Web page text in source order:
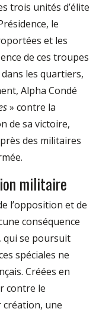
trois unités d’élite
le
et les
de ces troupes
les quartiers,
Alpha Condé
» contre la
de sa victoire,
des militaires
militaire
l’opposition et de
conséquence
qui se poursuit
spéciales ne
Créées en
contre le
création, une